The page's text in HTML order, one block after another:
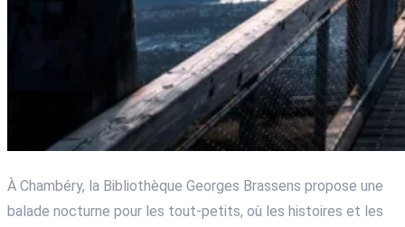
À Chambéry, la Bibliothèque Georges Brassens propose une
balade nocturne pour les tout-petits, où les histoires et les